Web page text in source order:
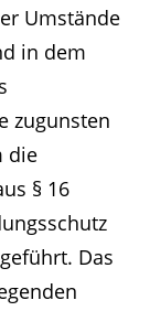
Umstände
in dem
zugunsten
die
§ 16
Das